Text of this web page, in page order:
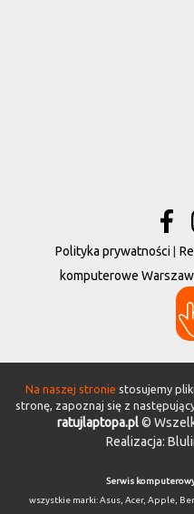
Polityka prywatności
komputerowe
Na naszej stronie stosujemy
stronę, zapoznaj się z
ratujlaptopa.pl©
Realizacja:
Serwis
wszystkie marki:Asus Acer, Apple